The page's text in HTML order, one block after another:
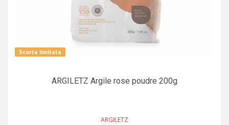
Scorta limitata
ARGILETZ Argile rose poudre 200g
ARGILETZ